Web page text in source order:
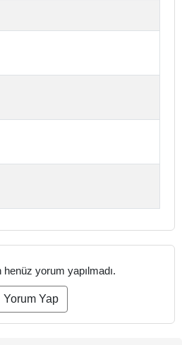
henüz yorum yapılmadı.
Yorum Yap